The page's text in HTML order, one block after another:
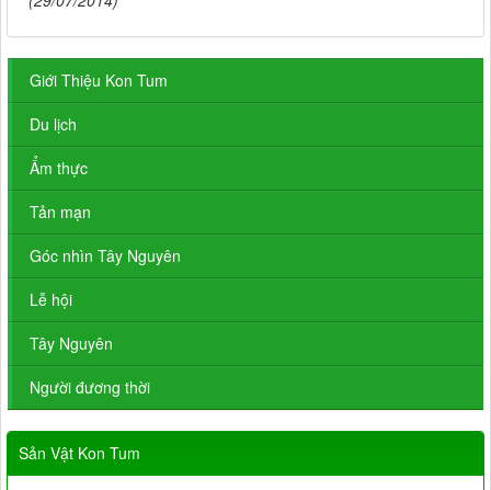
Giới Thiệu Kon Tum
Du lịch
Ẩm thực
Tản mạn
Góc nhìn Tây Nguyên
Lễ hội
Tây Nguyên
Người đương thời
Sản Vật Kon Tum